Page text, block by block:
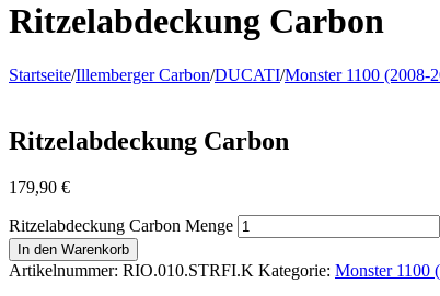
Ritzelabdeckung Carbon
Startseite/Illemberger Carbon/DUCATI/Monster 1100 (2008-
Ritzelabdeckung Carbon
179,90 €
Ritzelabdeckung Carbon Menge
In den Warenkorb
Artikelnummer: RIO.010.STRFI.K Kategorie: Monster 1100